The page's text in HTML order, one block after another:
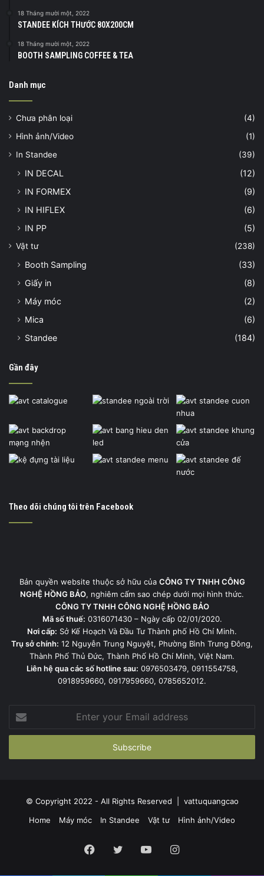
18 Tháng mười một, 2022
STANDEE KÍCH THƯỚC 80X200CM
18 Tháng mười một, 2022
BOOTH SAMPLING COFFEE & TEA
Danh mục
Chưa phân loại
(4)
Hình ảnh/Video
(1)
In Standee
(39)
IN DECAL
(12)
IN FORMEX
(9)
IN HIFLEX
(6)
IN PP
(5)
Vật tư (238)
Booth Sampling
(33)
Giấy in
(8)
Máy móc
(2)
Mica
(6)
Standee
(184)
Gần đây
Theo dõi chúng tôi trên Facebook
Bản quyền website thuộc sở hữu của CÔNG TY TNHH CÔNG
NGHỆ HỒNG BẢO, nghiêm cấm sao chép dưới mọi hình thức.
CÔNG TY TNHH CÔNG NGHỆ HỒNG BẢO
Mã số thuế: 0316071430 – Ngày cấp 02/01/2020.
Nơi cấp: Sở Kế Hoạch Và Đầu Tư Thành phố Hồ Chí Minh.
Trụ sở chính: 12 Nguyễn Trung Nguyệt, Phường Bình Trưng Đông,
Thành Phố Thủ Đức, Thành Phố Hồ Chí Minh, Việt Nam.
Liên hệ qua các số hotline sau: 0976503479, 0911554758,
0918959660, 0917959660, 0785652012.
your
Email
© Copyright 2022 - All Rights Reserved | vattuquangcao
Home
Máy móc In Standee Vật tư Hình ảnh/Video
Facebook
TwitterYouTubeInstagram